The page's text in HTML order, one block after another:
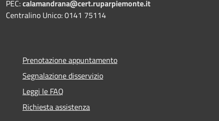
PEC:calamandrana@cert.ruparpiemonte.it
Centralino Unico: 0141 75114
Prenotazione appuntamento
Segnalazione disservizio
Leggi le FAQ
Richiesta assistenza